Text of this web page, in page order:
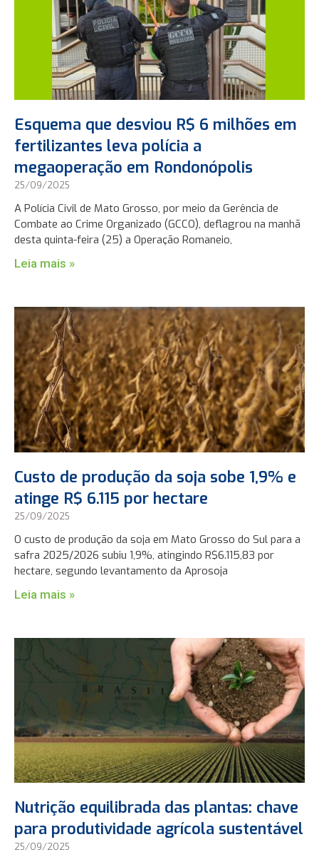
Esquema que desviou R$ 6 milhões em
fertilizantes leva polícia a
megaoperação em Rondonópolis
25/09/2025
A Polícia Civil de Mato Grosso, por meio da Gerência de
Combate ao Crime Organizado (GCCO), deflagrou na manhã
desta quinta-feira (25) a Operação Romaneio,
Leia mais »
Custo de produção da soja sobe 1,9% e
atinge R$ 6.115 por hectare
25/09/2025
O custo de produção da soja em Mato Grosso do Sul para a
safra 2025/2026 subiu 1,9%, atingindo R$6.115,83 por
hectare, segundo levantamento da Aprosoja
Leia mais »
Nutrição equilibrada das plantas: chave
para produtividade agrícola sustentável
25/09/2025